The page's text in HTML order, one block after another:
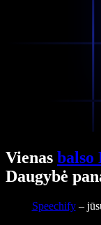
Vienas balso
Daugybė
Speechify–